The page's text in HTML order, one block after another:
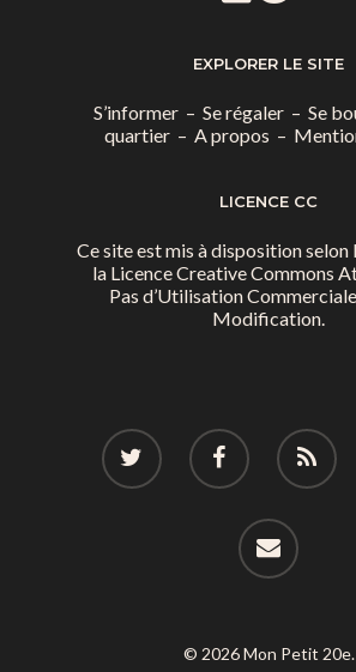
EXPLORER LE SITE
S’informer – Se régaler – Se
quartier– A propos –
LICENCE CC
Ce site est mis à disposition selon
la Licence Creative Commons
Pas d’Utilisation
Modification.
© 2026 Mon Petit 20e.